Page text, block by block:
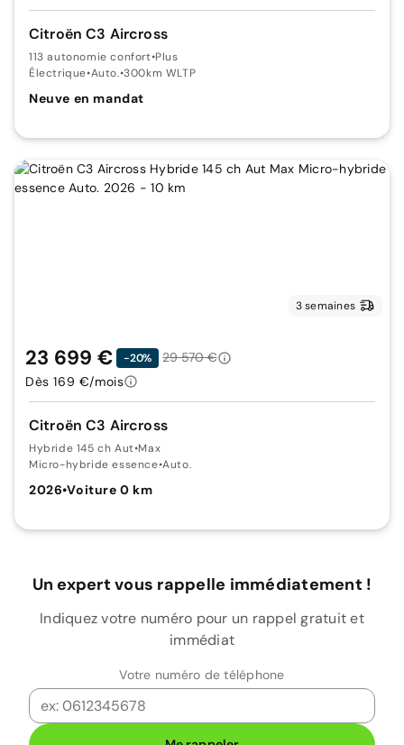
Citroën C3 Aircross
113 autonomie confort•Plus
Électrique•Auto.•300km WLTP
Neuve en mandat
3 semaines
Citroën C3 Aircross
Hybride 145 ch Aut•Max
Micro-hybride essence•Auto.
2026•Voiture 0 km
23 699 € -20%
29 570 €
Dès 169 €/mois
Un expert vous rappelle immédiatement !
Indiquez votre numéro pour un rappel gratuit et
immédiat
Votre numéro de téléphone